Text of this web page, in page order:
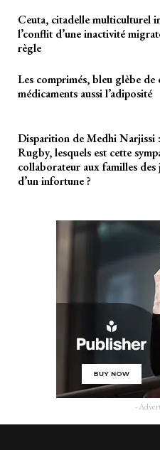
Ceuta, citadelle multiculturel
l’conflit d’une inactivité
règle
Les comprimés, bleu glèbe de
médicaments aussi l’adiposité
Disparition de Medhi Narjissi
Rugby, lesquels est cette
collaborateur aux familles des
d’un infortune ?
-